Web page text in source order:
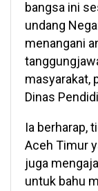
bangsa ini
undang
menangani
masyarakat,
Dinas
Ia berharap,
Aceh Timur
juga
untuk bahu